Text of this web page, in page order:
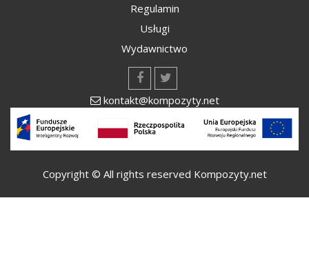
Regulamin
Usługi
Wydawnictwo
kontakt@kompozyty.net
Copyright © All rights reserved Kompozyty.net